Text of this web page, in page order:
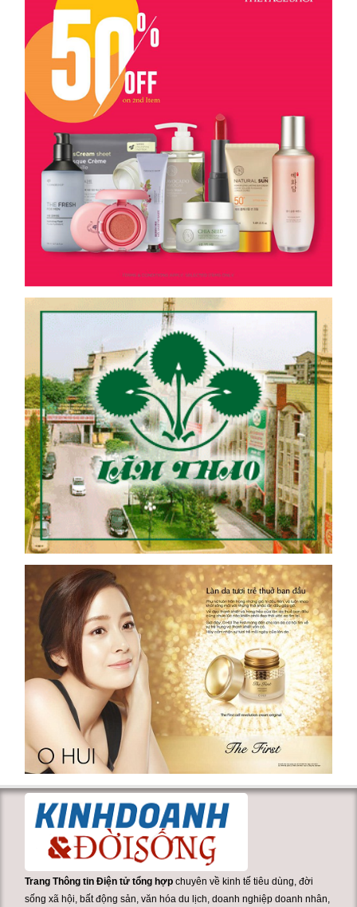
Trang Thông tin Điện tử tổng hợp chuyên về kinh tế tiêu dùng, đời
sống xã hội, bất động sản, văn hóa du lịch, doanh nghiệp doanh nhân,